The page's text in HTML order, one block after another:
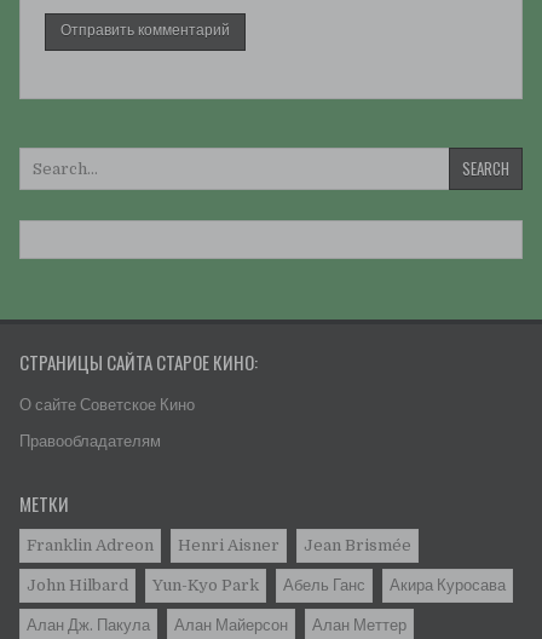
СТРАНИЦЫ САЙТА СТАРОЕ КИНО:
О сайте Советское Кино
Правообладателям
МЕТКИ
Franklin Adreon Henri Aisner Jean Brismée
John Hilbard Yun-Kyo Park Абель Ганс Акира Куросава
Алан Дж. Пакула Алан Майерсон Алан Меттер